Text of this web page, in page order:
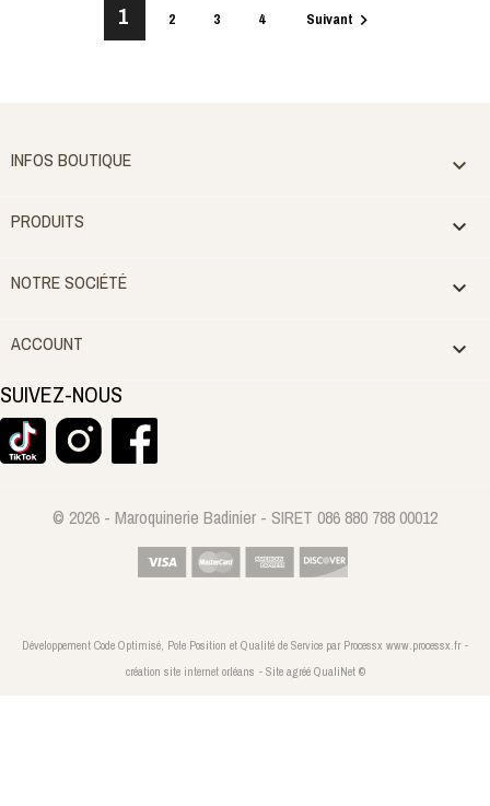
1 2 3 4 Suivant 
INFOS BOUTIQUE 
PRODUITS 
NOTRE SOCIÉTÉ 
ACCOUNT 
SUIVEZ-NOUS
© 2026 - Maroquinerie Badinier - SIRET 086 880 788 00012
Développement Code Optimisé, Pole Position et Qualité de Service par Processx www.processx.fr -
création site internet orléans - Site agréé QualiNet ©